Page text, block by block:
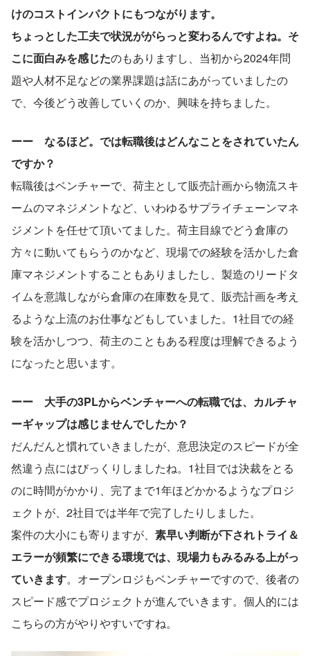
けのコストインパクトにもつながります。
ちょっとした工夫で状況ががらっと変わるんですよね。そ
こに面白みを感じたのもありますし、当初から2024年問
題や人材不足などの業界課題は話にあがっていましたの
で、今後どう改善していくのか、興味を持ちました。
ーー　なるほど。では転職後はどんなことをされていたん
ですか？
転職後はベンチャーで、荷主として販売計画から物流スキ
ームのマネジメントなど、いわゆるサプライチェーンマネ
ジメントを任せて頂いてました。荷主目線でどう倉庫の
方々に動いてもらうのかなど、現場での経験を活かした倉
庫マネジメントすることもありましたし、製造のリードタ
イムを意識しながら倉庫の在庫数を見て、販売計画を考え
るような上流のお仕事などもしていました。1社目での経
験を活かしつつ、荷主のこともある程度は理解できるよう
になったと思います。
ーー　大手の3PLからベンチャーへの転職では、カルチャ
ーギャップは感じませんでしたか？
だんだんと慣れていきましたが、意思決定のスピードが全
然違う点にはびっくりしましたね。1社目では決裁をとる
のに時間がかかり、完了まで1年ほどかかるようなプロジ
ェクトが、2社目では半年で完了したりしました。
案件の大小にも寄りますが、 素早い判断が下されトライ＆
エラーが頻繁にできる環境では、現場力もみるみる上がっ
ていきます。オープンロジもベンチャーですので、後者の
スピード感でプロジェクトが進んでいきます。個人的には
こちらの方がやりやすいですね。